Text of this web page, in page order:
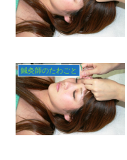
鍼灸師のたわごと